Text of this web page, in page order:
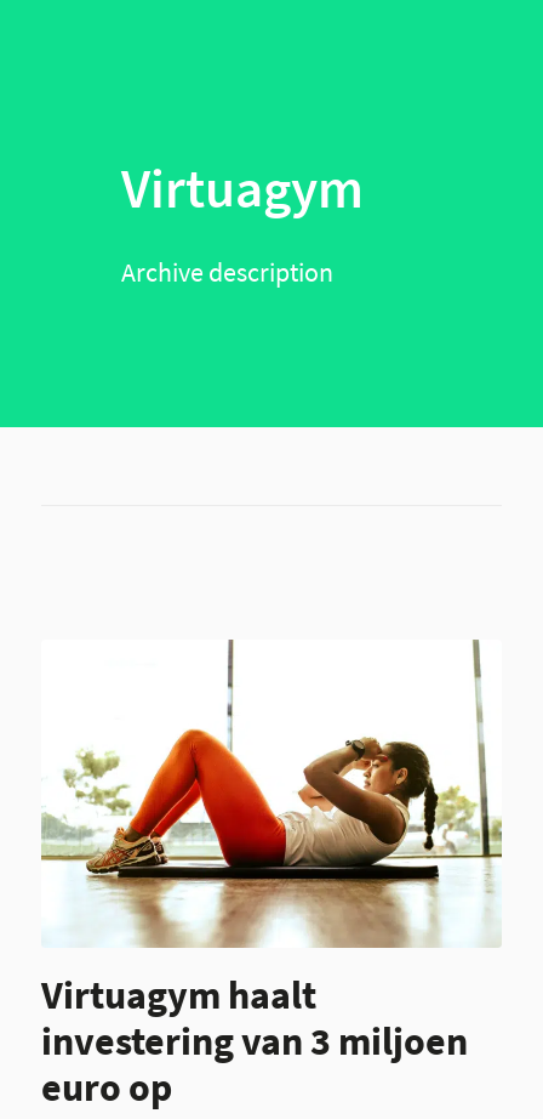
Virtuagym
Archive description
Virtuagym haalt
investering van 3 miljoen
euro op